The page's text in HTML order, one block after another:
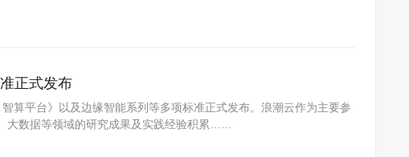
正式发布
算平台》以及边缘智能系列等多项标准正式发布。浪潮云作为主要参
大数据等领域的研究成果及实践经验积累……